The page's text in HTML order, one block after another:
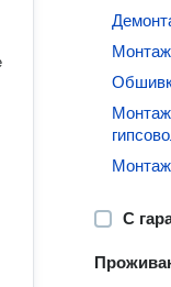
Монтаж
Монтаж
С